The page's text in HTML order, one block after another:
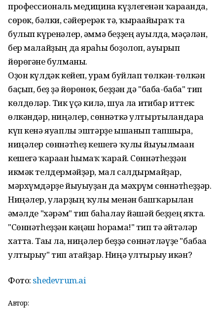
профессиональ медицина күҙлегенән ҡарағанда,
сөрөк, бәлки, сәйерерәк тә, ҡырағайыраҡ та
булып күренәлер, әммә беҙҙең ауылда, мәҫәлән,
бер малайҙың да яраһы боҙолоп, ауырып
йөрөгәне булманы.
Оҙон күлдәк кейеп, урам буйлап төлкән-төлкән
баҫып, беҙ ҙә йөрөнөк, беҙҙән дә "баба-баба" тип
көлдөләр. Тик үҫә килә, шуға ла иғтибар иттек:
өлкәндәр, ниңәлер, сөннәткә ултыртылғандарға
күп кенә яуаплы эштәрҙе ышанып тапшыра,
ниңәлер сөннәтһеҙ кешегә ҡулы йыуылмаған
кешегә ҡараған һымаҡ ҡарай. Сөннәтһеҙҙән
икмәк телдермәйҙәр, мал салдырмайҙар,
мәрхүмдәрҙе йыуыуҙан да мәхрүм сөннәтһеҙҙәр.
Ниңәлер, уларҙың ҡулы менән башҡарылған
ғәмәлде "хәрәм" тип баһалау йәшәй беҙҙең яҡта.
"Сөннәтһеҙҙән кәңәш һорама!" тип тә әйтәләр
хатта. Тағы ла, ниңәлер беҙҙә сөннәтләүҙе "бабаға
ултырыу" тип атайҙар. Ниңә ултырыу икән?
Фото: shedevrum.ai
Автор: